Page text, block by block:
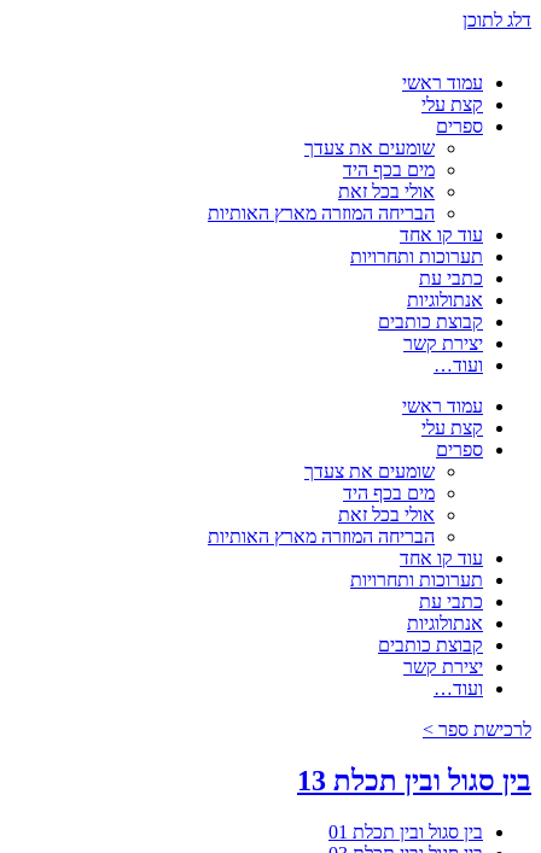
דלג לתוכן
עמוד ראשי
קצת עלי
ספרים
שומעים את צעדך
מים בכף היד
אולי בכל זאת
הבריחה המוזרה מארץ האותיות
עוד קו אחד
תערוכות ותחרויות
כתבי עת
אנתולוגיות
קבוצת כותבים
יצירת קשר
ועוד…
עמוד ראשי
קצת עלי
ספרים
שומעים את צעדך
מים בכף היד
אולי בכל זאת
הבריחה המוזרה מארץ האותיות
עוד קו אחד
תערוכות ותחרויות
כתבי עת
אנתולוגיות
קבוצת כותבים
יצירת קשר
ועוד…
לרכישת ספר >
בין סגול ובין תכלת 13
בין סגול ובין תכלת 01